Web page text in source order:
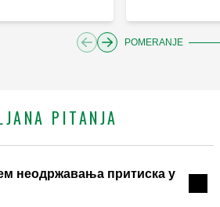
POMERANJE
PITANJA
неодржавања притиска у